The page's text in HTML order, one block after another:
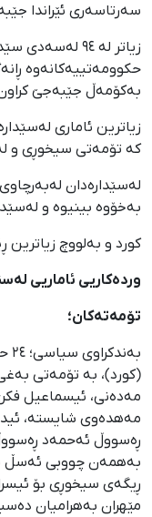
سەرتاسەری ئێراندا
زیاتر لە ٩٤
بەکۆمەڵ جێبەجێ
کە تۆمەتی سیخوڕی و
بەخۆوە بینیوە و
کورد و بەلووچ زیاترین
وردەکاریی ئاماریی
تۆمەتەکان؛
(کورد)، به تۆمەتی
مەدەنی، ئیسماعیل
مەهدەوی شایسته،
ڕەسووڵ ئەحمەد
بەهمەن چووبی ئەسڵ
ڕیگەی سیخوڕی بۆ
مێهران بەهرامیان